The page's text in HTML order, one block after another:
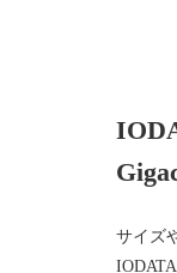
サイズ